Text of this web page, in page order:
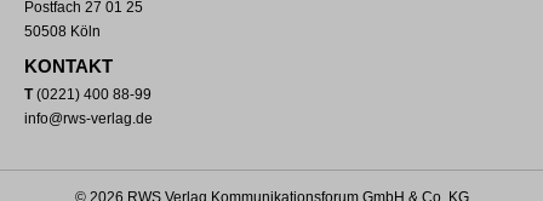
Postfach 27 01 25
50508 Köln
KONTAKT
T(0221) 400 88-99
info@rws-verlag.de
© 2026 RWS Verlag Kommunikationsforum GmbH & Co. KG